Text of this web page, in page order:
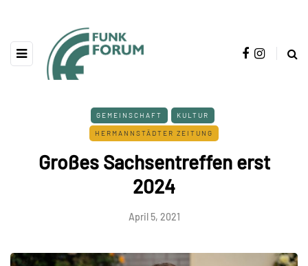
GEMEINSCHAFT KULTUR
HERMANNSTÄDTER ZEITUNG
Großes Sachsentreffen erst
2024
April 5, 2021